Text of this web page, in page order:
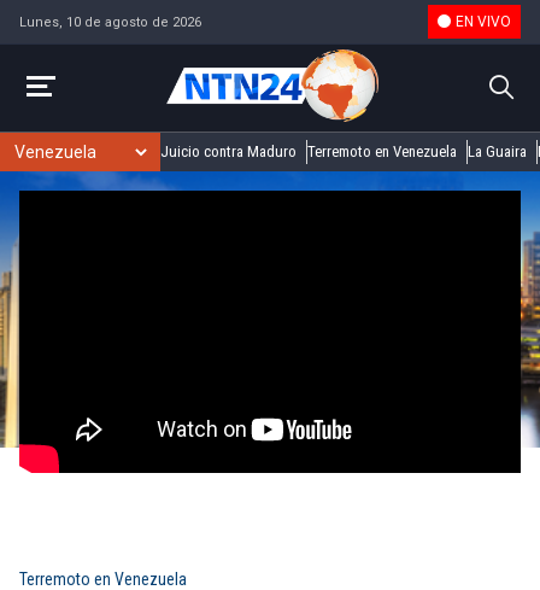
Lunes, 10 de agosto de 2026 EN VIVO
Juicio contra Maduro Terremoto en Venezuela La Guaira
Terremoto en Venezuela